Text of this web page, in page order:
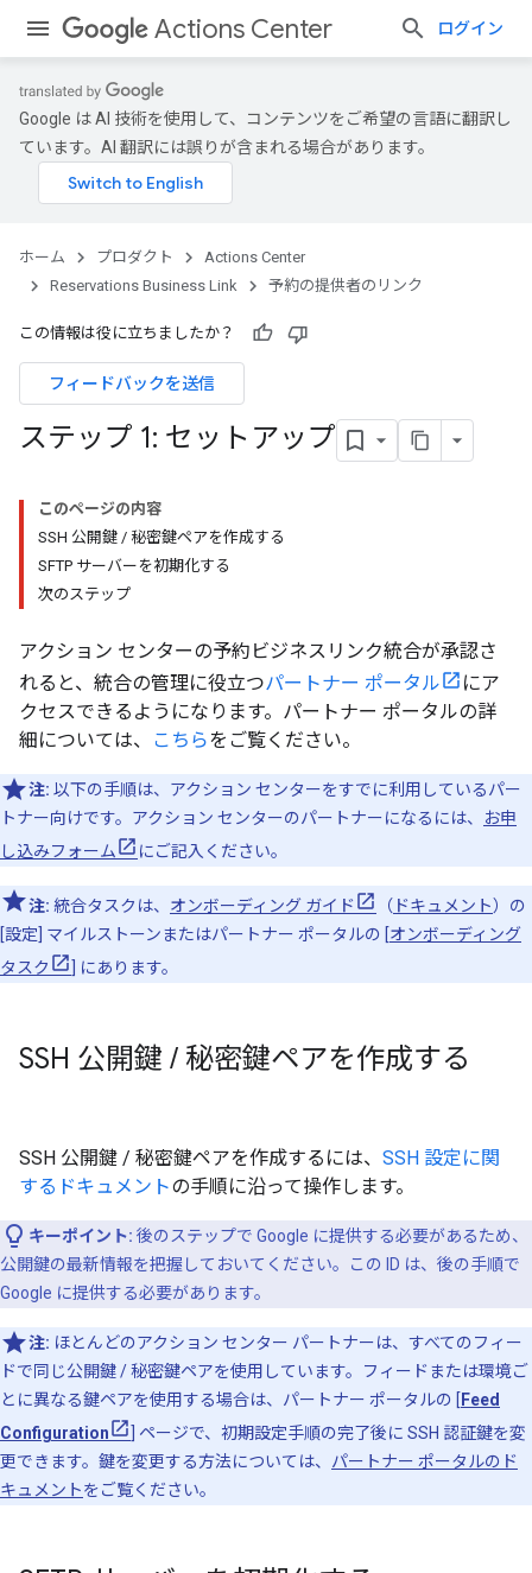
Actions Center ログイン
Google は AI 技術を使用して、コンテンツをご希望の言語に翻訳し
ています。AI 翻訳には誤りが含まれる場合があります。
ホーム プロダクト
Actions Center
Reservations Business Link
予約の提供者のリンク
この情報は役に立ちましたか？
フィードバックを送信
ステップ 1: セットアップ
このページの内容
SSH 公開鍵 / 秘密鍵ペアを作成する
SFTP サーバーを初期化する
次のステップ
アクション センターの予約ビジネスリンク統合が承認さ
れると、統合の管理に役立つパートナー ポータル
にア
クセスできるようになります。パートナー ポータルの詳
細については、
こちらをご覧ください。
注: 以下の手順は、アクション センターをすでに利用しているパー
トナー向けです。アクション センターのパートナーになるには、
お申
し込みフォーム
にご記入ください。
注: 統合タスクは、 オンボーディング ガイド （ ドキュメント）の
[設定] マイルストーンまたはパートナー ポータルの [オンボーディング
タスク
] にあります。
SSH 公開鍵 / 秘密鍵ペアを作成する
SSH 公開鍵 / 秘密鍵ペアを作成するには、 SSH 設定に関
するドキュメントの手順に沿って操作します。
キーポイント: 後のステップで Google に提供する必要があるため、
公開鍵の最新情報を把握しておいてください。この ID は、後の手順で
Google に提供する必要があります。
注: ほとんどのアクション センター パートナーは、すべてのフィー
ドで同じ公開鍵 / 秘密鍵ペアを使用しています。フィードまたは環境ご
とに異なる鍵ペアを使用する場合は、パートナー ポータルの [ Feed
Configuration
] ページで、初期設定手順の完了後に SSH 認証鍵を変
更できます。鍵を変更する方法については、 パートナー ポータルのド
キュメントをご覧ください。